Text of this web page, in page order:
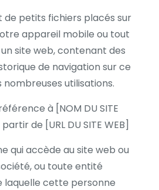
de petits fichiers placés sur
appareil mobile ou tout
site web, contenant des
de navigation sur ce
utilisations.
à [NOM DU SITE
de [URL DU SITE WEB]
qui accède au site web ou
ou toute entité
laquelle cette personne